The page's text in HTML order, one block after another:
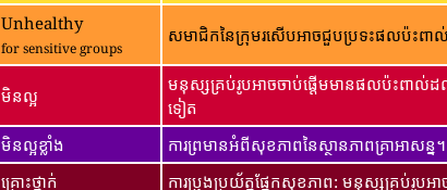
Unhealthy
for sensitive groups
សមាជិកនៃក្រុមរសើបអាចជួបប្រទះផលប៉ះ
មិនល្អ
មនុស្សគ្រប់រូបអាចចាប់ផ្តើមមានផលប៉ះពាល់
ទៀត
មិនល្អខ្លាំង
ការព្រមានអំពីសុខភាពនៃស្ថានភាពគ្រាអាស
គ្រោះថ្នាក់ ការប្រុងប្រយ័ត្នផ្នែកសុខភាព: មនុស្សគ្រប់រូប